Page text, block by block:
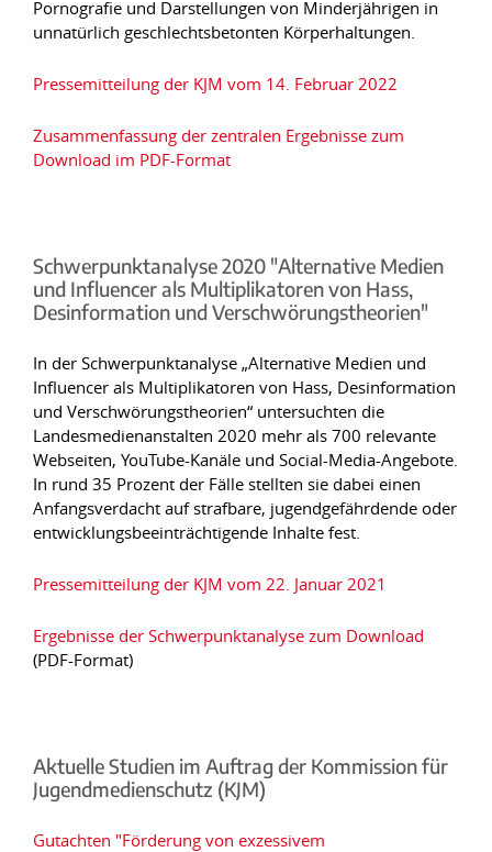
Pornografie und Darstellungen von Minderjährigen in
unnatürlich geschlechtsbetonten Körperhaltungen.
Pressemitteilung der KJM vom 14. Februar 2022
Zusammenfassung der zentralen Ergebnisse zum
Download im PDF-Format
Schwerpunktanalyse 2020 "Alternative Medien
und Influencer als Multiplikatoren von Hass,
Desinformation und Verschwörungstheorien"
In der Schwerpunktanalyse „Alternative Medien und
Influencer als Multiplikatoren von Hass, Desinformation
und Verschwörungstheorien“ untersuchten die
Landesmedienanstalten 2020 mehr als 700 relevante
Webseiten, YouTube-Kanäle und Social-Media-Angebote.
In rund 35 Prozent der Fälle stellten sie dabei einen
Anfangsverdacht auf strafbare, jugendgefährdende oder
entwicklungsbeeinträchtigende Inhalte fest.
Pressemitteilung der KJM vom 22. Januar 2021
Ergebnisse der Schwerpunktanalyse zum Download
(PDF-Format)
Aktuelle Studien im Auftrag der Kommission für
Jugendmedienschutz (KJM)
Gutachten "Förderung von exzessivem